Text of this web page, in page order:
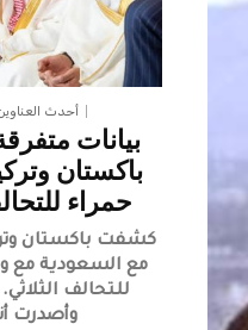
أحدث
بيانات
باكستان
حمراء
كشفت باكستان
مع السعودية مع
للتحالف
وأصدرت